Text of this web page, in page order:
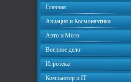
Главная
Авиация и Космонавтика
Авто и Мото
Военное дело
Игротека
Компьютер и IT